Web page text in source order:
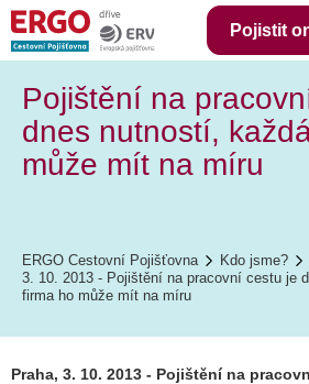
Pojistit
Pojištění na
dnes nutností,
může mít na míru
ERGO Cestovní Pojišťovna Kdo jsme?
3. 10. 2013 - Pojištění na pracovní cestu je
firma ho může mít na míru
Praha, 3. 10. 2013 - Pojištění na